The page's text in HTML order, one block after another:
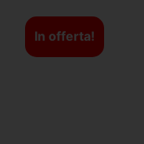
In offerta!